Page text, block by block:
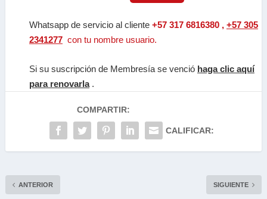
Whatsapp de servicio al cliente +57 317 6816380 , +57 305
2341277 con tu nombre usuario.
Si su suscripción de Membresía se venció haga clic aquí
para renovarla .
COMPARTIR:
CALIFICAR:
ANTERIOR SIGUIENTE